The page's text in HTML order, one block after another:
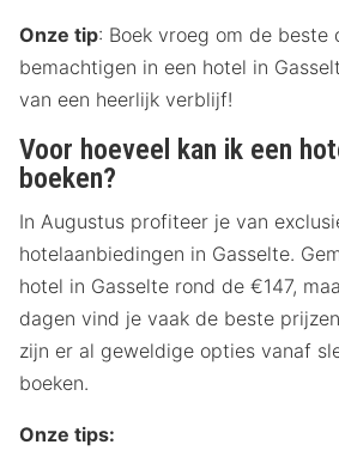
Onze tip: Boek vroeg om de beste
bemachtigen in een hotel in
van een heerlijk verblijf!
Voor hoeveel kan ik een
boeken?
In Augustus profiteer je van
hotelaanbiedingen in Gasselte.
hotel in Gasselte rond de €147,
dagen vind je vaak de beste
zijn er al geweldige opties vanaf
boeken.
Onze tips: